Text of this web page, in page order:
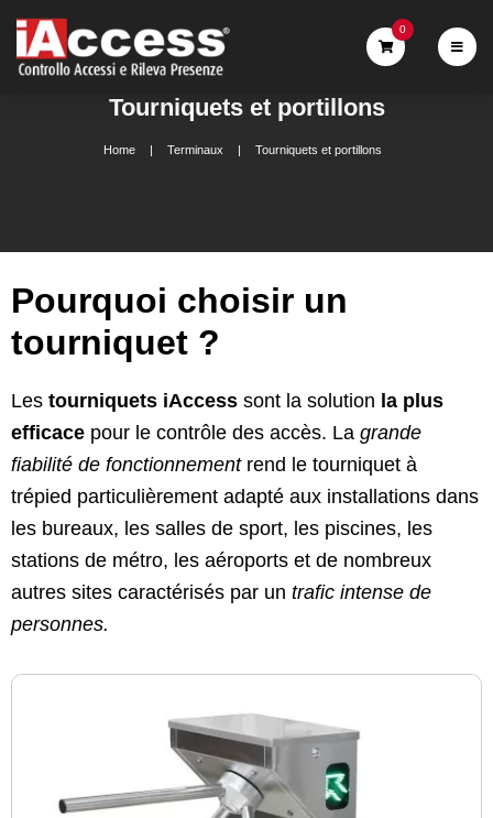
0
Tourniquets et portillons
Home Terminaux Tourniquets et portillons
Pourquoi choisir un
tourniquet ?
Les tourniquets iAccess sont la solution la plus
efficace pour le contrôle des accès. La grande
fiabilité de fonctionnementrend le tourniquet à
trépied particulièrement adapté aux installations dans
les bureaux, les salles de sport, les piscines, les
stations de métro, les aéroports et de nombreux
autres sites caractérisés par un trafic intense de
personnes.